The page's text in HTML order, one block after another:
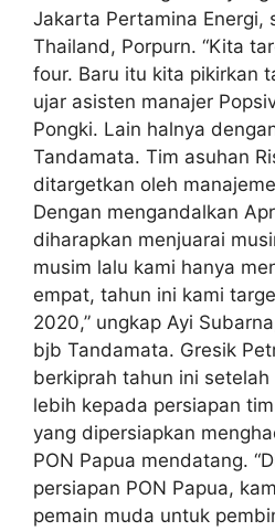
Jakarta Pertamina Energi,
Thailand, Porpurn. “Kita
four. Baru itu kita pikirkan
ujar asisten manajer
Pongki. Lain halnya
Tandamata. Tim asuhan
ditargetkan oleh
Dengan mengandalkan
diharapkan menjuarai
musim lalu kami hanya
empat, tahun ini kami
2020,” ungkap Ayi
bjb Tandamata. Gresik
berkiprah tahun ini
lebih kepada persiapan
yang dipersiapkan
PON Papua mendatang.
persiapan PON Papua,
pemain muda untuk